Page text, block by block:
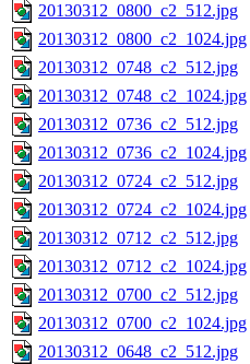
20130312_0800_c2_512.jpg
20130312_0800_c2_1024.jpg
20130312_0748_c2_512.jpg
20130312_0748_c2_1024.jpg
20130312_0736_c2_512.jpg
20130312_0736_c2_1024.jpg
20130312_0724_c2_512.jpg
20130312_0724_c2_1024.jpg
20130312_0712_c2_512.jpg
20130312_0712_c2_1024.jpg
20130312_0700_c2_512.jpg
20130312_0700_c2_1024.jpg
20130312_0648_c2_512.jpg